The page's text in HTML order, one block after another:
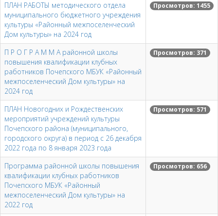
ПЛАН РАБОТЫ методического отдела
муниципального бюджетного учреждения
культуры «Районный межпоселенческий
Дом культуры» на 2024 год
Просмотров: 1455
П Р О Г Р А М М А районной школы
повышения квалификации клубных
работников Почепского МБУК «Районный
межпоселенческий Дом культуры» на
2024 год
Просмотров: 371
ПЛАН Новогодних и Рождественских
мероприятий учреждений культуры
Почепского района (муниципального,
городского округа) в период с 26 декабря
2022 года по 8 января 2023 года
Просмотров: 571
Программа районной школы повышения
квалификации клубных работников
Почепского МБУК «Районный
межпоселенческий Дом культуры» на
2022 год
Просмотров: 656